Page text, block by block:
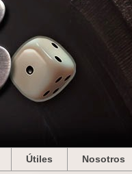
Útiles Nosotros